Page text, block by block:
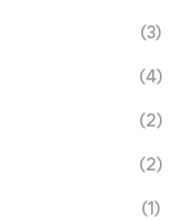
(3)
(4)
(2)
(2)
(1)